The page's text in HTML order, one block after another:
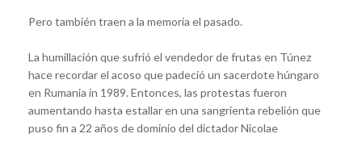
Pero también traen a la memoria el pasado.
La humillación que sufrió el vendedor de frutas en Túnez
hace recordar el acoso que padeció un sacerdote húngaro
en Rumania in 1989. Entonces, las protestas fueron
aumentando hasta estallar en una sangrienta rebelión que
puso fin a 22 años de dominio del dictador Nicolae